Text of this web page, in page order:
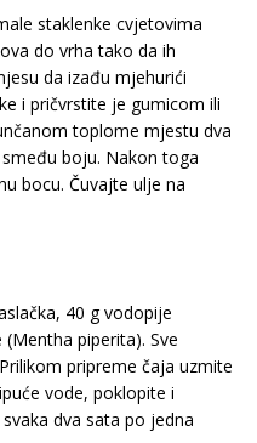
staklenke cvjetovima
do vrha tako da ih
da izađu mjehurići
i pričvrstite je gumicom ili
toplome mjestu dva
boju. Nakon toga
bocu. Čuvajte ulje na
40 g vodopije
piperita). Sve
pripreme čaja uzmite
vode, poklopite i
dva sata po jedna